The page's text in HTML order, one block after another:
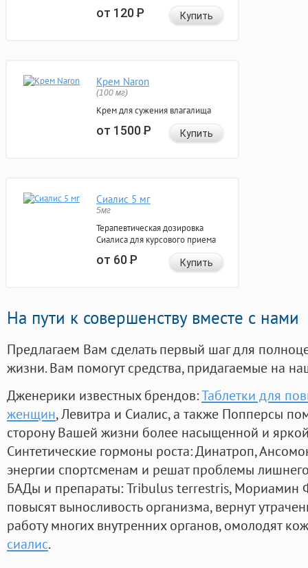
от 120Р Купить
Крем Naron
(100 мг)
Крем для сужения влагалища
от 1500Р Купить
Сиалис 5 мг
5мг
Терапевтическая дозировка
Сиалиса для курсового приема
от 60Р Купить
На пути к совершенству вместе с нами
Предлагаем Вам сделать первый шаг для
жизни. Вам помогут средства, придагаемые на
Дженерики известных брендов:Таблетки для
женщин, Левитра и Сиалис, а также Попперсы
сторону Вашей жизни более насыщенной и
Синтетические гормоны роста: Динатроп,
энергии спортсменам и решат проблемы
БАДы и препараты:Tribulus terrestris, Мориамин
повысят выносливость организма, вернут
работу многих внутренних органов, омолодят
сиалис.